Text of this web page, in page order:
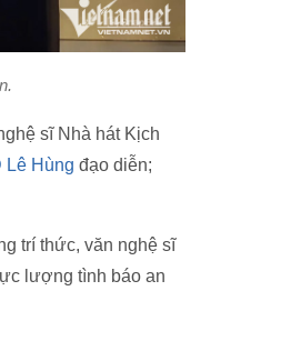
sĩ Nhà hát Kịch
Lê Hùng đạo diễn;
trí thức, văn nghệ sĩ
lượng tình báo an